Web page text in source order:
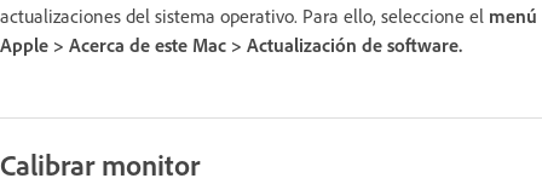
actualizaciones del sistema operativo. Para ello, seleccione el menú
Apple > Acerca de este Mac > Actualización de software.
Calibrar monitor